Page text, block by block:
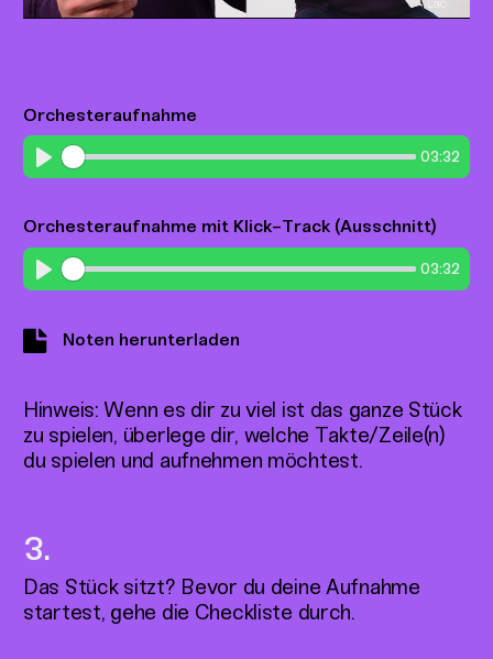
Orchesteraufnahme
Play
03:32
Orchesteraufnahme mit Klick-Track (Ausschnitt)
Play
03:32
Noten herunterladen
Hinweis: Wenn es dir zu viel ist das ganze Stück
zu spielen, überlege dir, welche Takte/Zeile(n)
du spielen und aufnehmen möchtest.
Das Stück sitzt? Bevor du deine Aufnahme
startest, gehe die Checkliste durch.